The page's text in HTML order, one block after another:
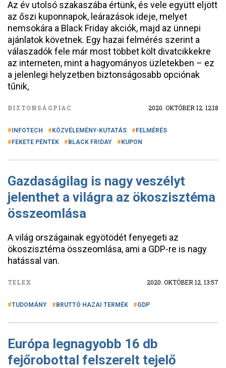
Az év utolsó szakaszába értünk, és vele együtt eljött
az őszi kuponnapok, leárazások ideje, melyet
nemsokára a Black Friday akciók, majd az ünnepi
ajánlatok követnek. Egy hazai felmérés szerint a
válaszadók fele már most többet költ divatcikkekre
az interneten, mint a hagyományos üzletekben – ez
a jelenlegi helyzetben biztonságosabb opciónak
tűnik,
BIZTONSÁGPIAC 2020. OKTÓBER 12. 12:18
INFOTECH KÖZVÉLEMÉNY-KUTATÁS
FELMÉRÉS
FEKETE PÉNTEK
BLACK FRIDAY KUPON
Gazdaságilag is nagy veszélyt
jelenthet a világra az ökoszisztéma
összeomlása
A világ országainak egyötödét fenyegeti az
ökoszisztéma összeomlása, ami a GDP-re is nagy
hatással van.
TELEX 2020. OKTÓBER 12. 13:57
TUDOMÁNY BRUTTÓ HAZAI TERMÉK GDP
Európa legnagyobb 16 db
fejőrobottal felszerelt tejelő